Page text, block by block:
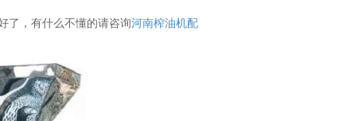
了，有什么不懂的请咨询河南榨油机配